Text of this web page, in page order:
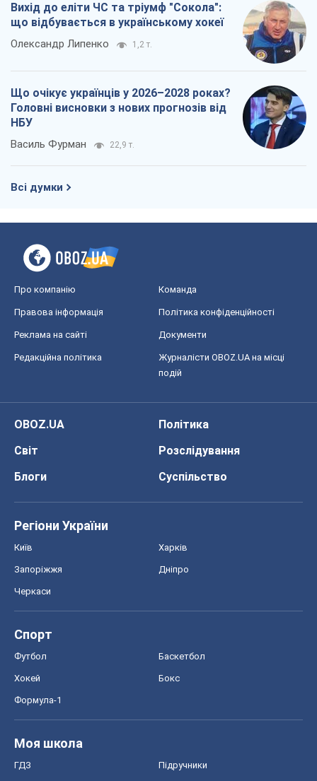
Вихід до еліти ЧС та тріумф "Сокола":
що відбувається в українському хокеї
Олександр Липенко 1,2 т.
Що очікує українців у 2026–2028 роках?
Головні висновки з нових прогнозів від
НБУ
Василь Фурман 22,9 т.
Всі думки
Про компанію Команда
Правова інформація Політика конфіденційності
Реклама на сайті Документи
Редакційна політика
Журналісти OBOZ.UA на місці
подій
OBOZ.UA
Політика
Світ
Розслідування
Блоги
Суспільство
Регіони України
Київ Харків
Запоріжжя Дніпро
Черкаси
Спорт
Футбол Баскетбол
Хокей Бокс
Формула-1
Моя школа
ГДЗ Підручники